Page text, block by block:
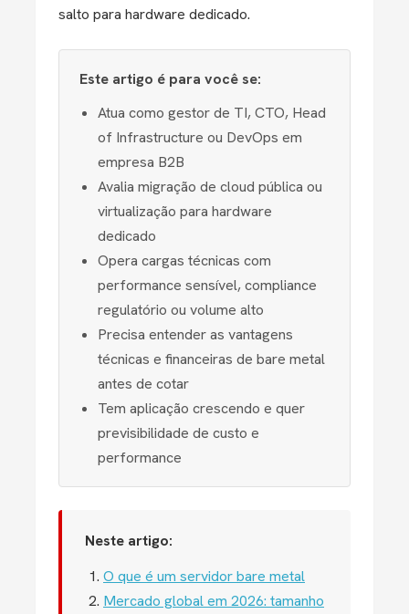
salto para hardware dedicado.
Este artigo é para você se:
Atua como gestor de TI, CTO, Head
of Infrastructure ou DevOps em
empresa B2B
Avalia migração de cloud pública ou
virtualização para hardware
dedicado
Opera cargas técnicas com
performance sensível, compliance
regulatório ou volume alto
Precisa entender as vantagens
técnicas e financeiras de bare metal
antes de cotar
Tem aplicação crescendo e quer
previsibilidade de custo e
performance
Neste artigo:
O que é um servidor bare metal
Mercado global em 2026: tamanho